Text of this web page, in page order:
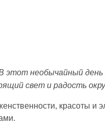
этот необычайный день
свет и радость
красоты и